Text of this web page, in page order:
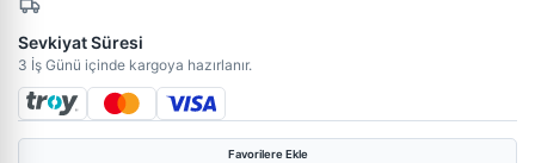
Sevkiyat Süresi
3 İş Günü içinde kargoya hazırlanır.
Favorilere Ekle